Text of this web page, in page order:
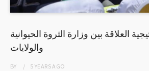
العلاقة بين وزارة الثروة الحيوانية
والولايات
BY 5 YEARSAGO